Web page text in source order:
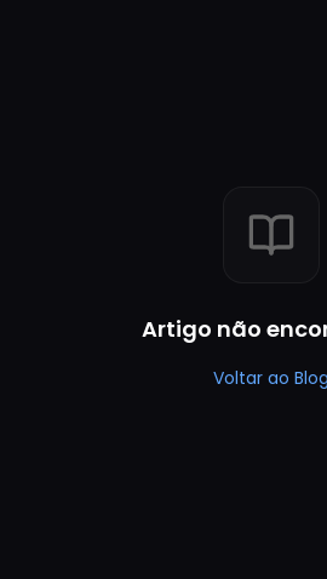
Artigo não
Voltar ao Blog